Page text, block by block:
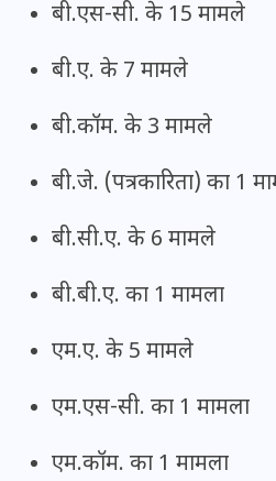
बी.एस-सी. के 15 मामले
बी.ए. के 7 मामले
बी.कॉम. के 3 मामले
बी.जे. (पत्रकारिता) का 1
बी.सी.ए. के 6 मामले
बी.बी.ए. का 1 मामला
एम.ए. के 5 मामले
एम.एस-सी. का 1 मामला
एम.कॉम. का 1 मामला